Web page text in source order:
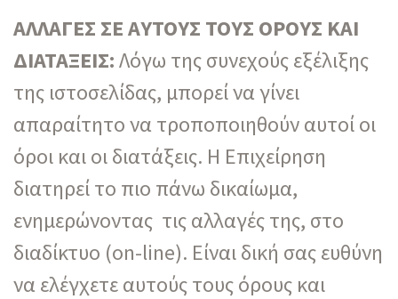
ΑΛΛΑΓΕΣ ΣΕ ΑΥΤΟΥΣ ΤΟΥΣ ΟΡΟΥΣ ΚΑΙ
ΔΙΑΤΑΞΕΙΣ:Λόγω της συνεχούς εξέλιξης
της ιστοσελίδας, μπορεί να γίνει
απαραίτητο να τροποποιηθούν αυτοί οι
όροι και οι διατάξεις. Η Επιχείρηση
διατηρεί το πιο πάνω δικαίωμα,
ενημερώνοντας τις αλλαγές της, στο
διαδίκτυο (on-line). Είναι δική σας ευθύνη
να ελέγχετε αυτούς τους όρους και